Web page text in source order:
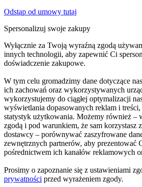
Odstąp od umowy tutaj
Spersonalizuj swoje zakupy
Wyłącznie za Twoją wyraźną zgodą
innych technologii, aby zapewnić Ci
doświadczenie zakupowe.
W tym celu gromadzimy dane dotyczące
ich zachowań oraz wykorzystywanych
wykorzystujemy do ciągłej optymalizacji
wyświetlania dopasowanych reklam i
statystyk użytkowania. Możemy również –
zgodą i pod warunkiem, że sam korzystasz
dostawcy – porównywać zaszyfrowane
zewnętrznych partnerów, aby prezentować
pośrednictwem ich kanałów reklamowych
Prosimy o zapoznanie się z ustawieniami
prywatności przed wyrażeniem zgody.